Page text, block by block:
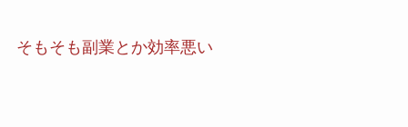
そもそも副業とか効率悪い